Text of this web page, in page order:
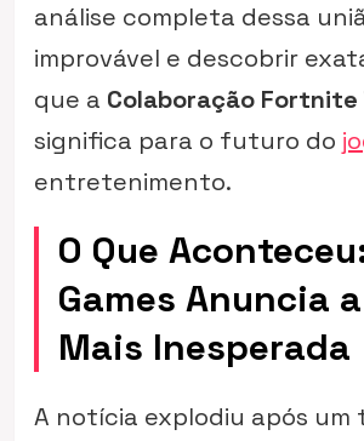
análise completa dessa
improvável e descobrir
que a Colaboração Fortnite
significa para o futuro do
entretenimento.
O Que
Games Anuncia
Mais Inesperada
A notícia explodiu após um